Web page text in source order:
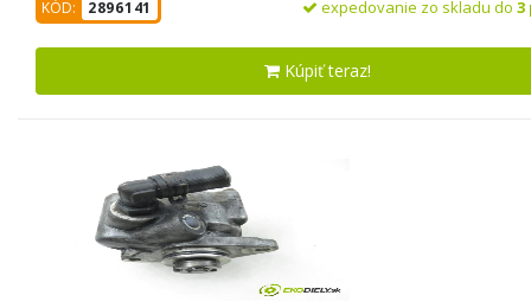
KÓD: 2896141 expedovanie zo skladu do 3
Kúpiť teraz!